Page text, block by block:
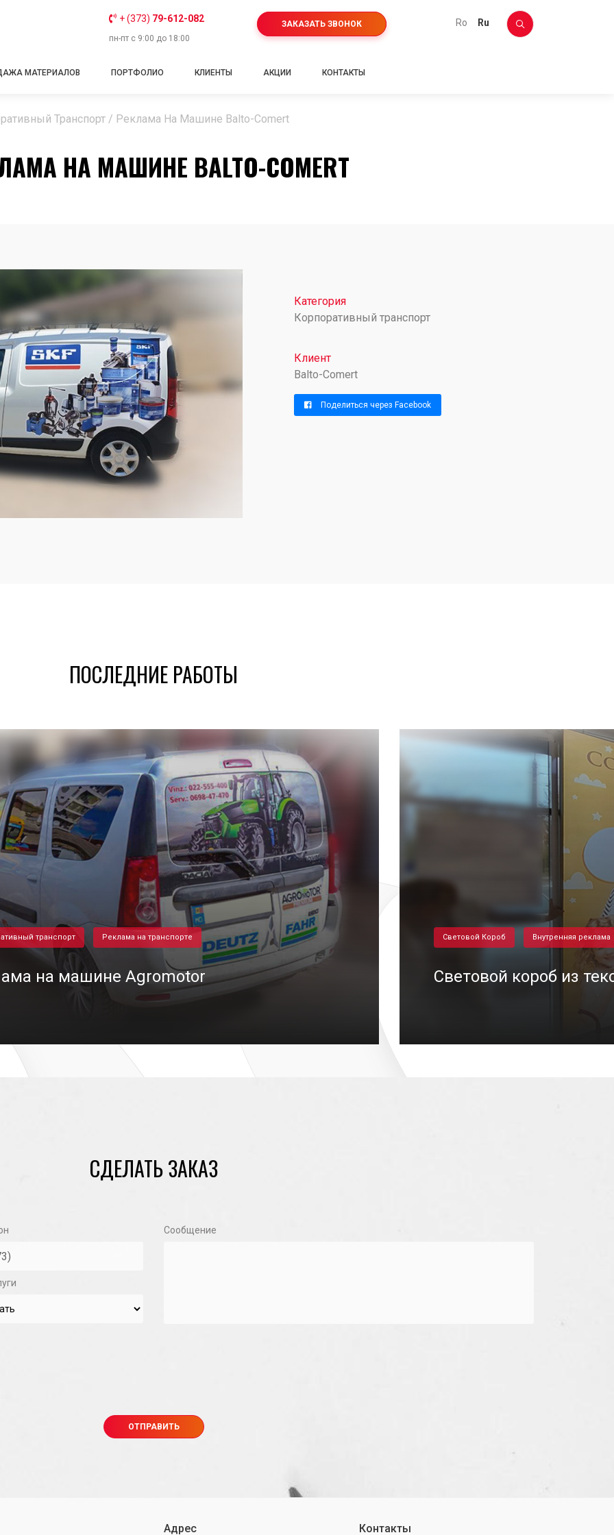
+ (373) 79-612-082
пн-пт с 9:00 до 18:00
ЗАКАЗАТЬ ЗВОНОК ro ru
МАТЕРИАЛОВ ПОРТФОЛИО КЛИЕНТЫ АКЦИИ КОНТАКТЫ
Транспорт / Реклама На Машине Balto-Comert
НА МАШИНЕ BALTO-COMERT
Категория
Корпоративный транспорт
Клиент
Balto-Comert
Поделиться через Facebook
ПОСЛЕДНИЕ РАБОТЫ
транспорт Реклама на транспорте
на машине Agromotor
Световой Короб Внутренняя реклама
Световой короб из
СДЕЛАТЬ ЗАКАЗ
Сообщение
Адрес Контакты